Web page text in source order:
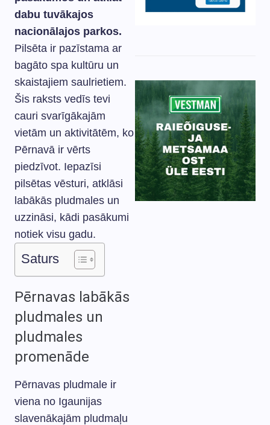
dabu tuvākajos
nacionālajos parkos.
Pilsēta ir pazīstama ar
bagāto spa kultūru un
skaistajiem saulrietiem.
Šis raksts vedīs tevi
cauri svarīgākajām
vietām un aktivitātēm, ko
Pērnavā ir vērts
piedzīvot. Iepazīsi
pilsētas vēsturi, atklāsi
labākās pludmales un
uzzināsi, kādi pasākumi
notiek visu gadu.
Saturs
Pērnavas labākās
pludmales un
pludmales
promenāde
Pērnavas pludmale ir
viena no Igaunijas
slavenākajām pludmaļu